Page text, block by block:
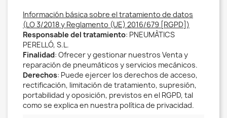
Información básica sobre el tratamiento de datos
(LO 3/2018 y Reglamento (UE) 2016/679 [RGPD])
Responsable del tratamiento: PNEUMÀTICS
PERELLÓ, S.L.
Finalidad: Ofrecer y gestionar nuestros Venta y
reparación de pneumáticos y servicios mecánicos.
Derechos: Puede ejercer los derechos de acceso,
rectificación, limitación de tratamiento, supresión,
portabilidad y oposición, previstos en el RGPD, tal
como se explica en nuestra política de privacidad.